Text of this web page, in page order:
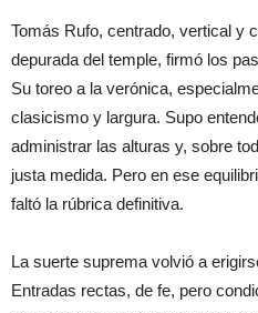
Tomás Rufo, centrado, vertical y
depurada del temple, firmó los
Su toreo a la verónica,
clasicismo y largura. Supo
administrar las alturas y, sobre
justa medida. Pero en ese
faltó la rúbrica definitiva.
La suerte suprema volvió a
Entradas rectas, de fe, pero